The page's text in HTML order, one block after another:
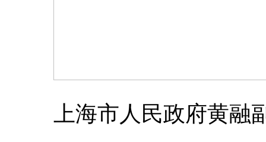
上海市人民政府黄